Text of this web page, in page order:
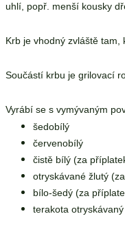
uhlí, popř. menší kousky
Krb je vhodný zvláště
Součástí krbu je grilovací
Vyrábí se s vymývaným
šedobílý
červenobílý
čistě bílý (za
otryskávané žlutý
bílo-šedý (za
terakota